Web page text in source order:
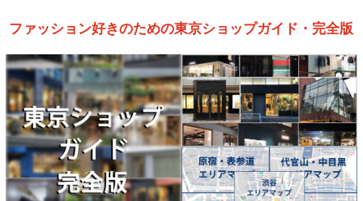
ファッション好きのための東京ショップガイド・完全版